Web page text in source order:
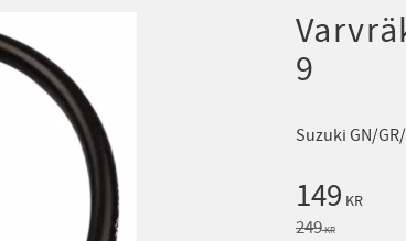
9
Suzuki GN/
Nedsatt
149 KR
Ordinarie pris:
249KR